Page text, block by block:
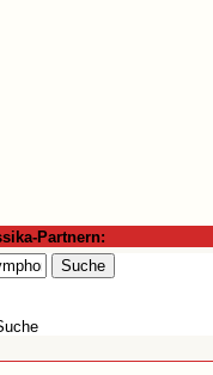
Partnern: